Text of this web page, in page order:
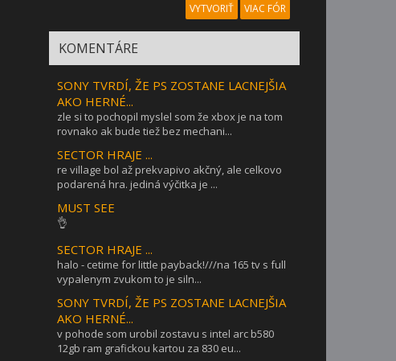
VYTVORIŤ VIAC FÓR
KOMENTÁRE
SONY TVRDÍ, ŽE PS ZOSTANE LACNEJŠIA
AKO HERNÉ...
zle si to pochopil myslel som že xbox je na tom
rovnako ak bude tiež bez mechani...
SECTOR HRAJE ...
re village bol až prekvapivo akčný, ale celkovo
podarená hra. jediná výčitka je ...
MUST SEE
👌
SECTOR HRAJE ...
halo - cetime for little payback!///na 165 tv s full
vypalenym zvukom to je siln...
SONY TVRDÍ, ŽE PS ZOSTANE LACNEJŠIA
AKO HERNÉ...
v pohode som urobil zostavu s intel arc b580
12gb ram grafickou kartou za 830 eu...